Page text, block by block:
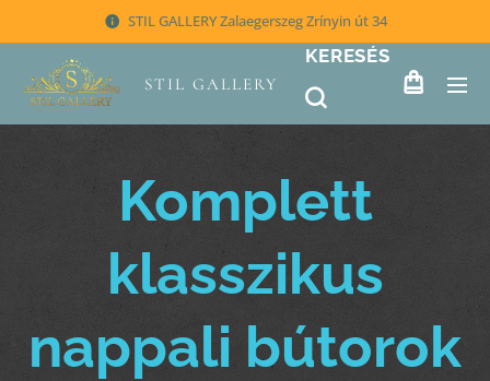
STIL GALLERY Zalaegerszeg Zrínyin út 34
STIL GALLERY
KERESÉS
Komplett
klasszikus
nappali bútorok